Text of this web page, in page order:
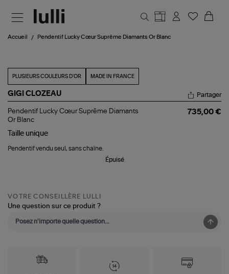
Accueil Pendentif Lucky Cœur Suprême Diamants Or Blanc
PLUSIEURS COULEURS D'OR MADE IN FRANCE
GIGI CLOZEAU
Pendentif
Lucky
Suprême
Or
Partager
Pendentif Lucky Cœur Suprême Diamants
Or Blanc
735,00 €
Taille unique
Pendentif vendu seul, sans chaîne.
Épuisé
VOTRE CONSEILLÈRE LULLI
Une question sur ce produit ?